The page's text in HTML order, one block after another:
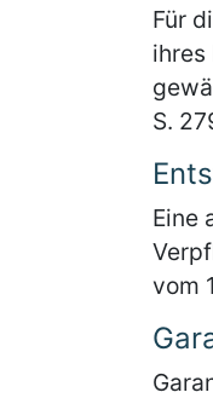
Für
ihres
S.
Eine
vom